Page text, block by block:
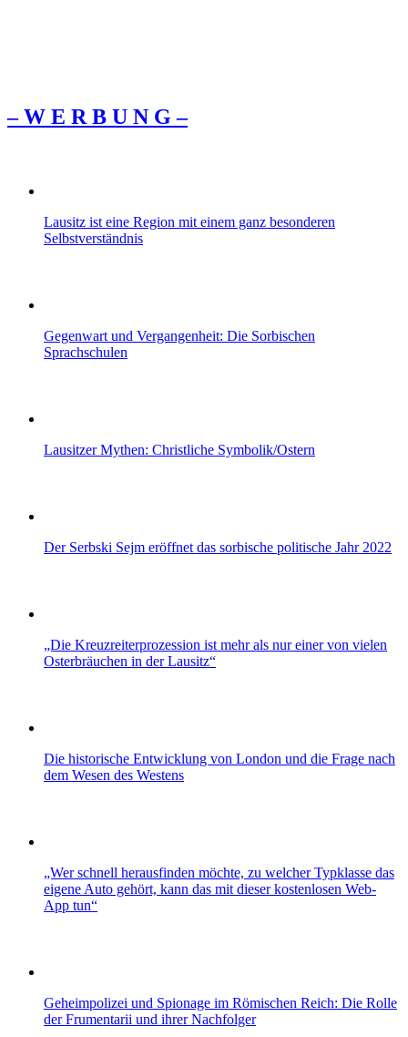
– W Ε R Β U Ν G –
Lausitz ist eine Region mit einem ganz besonderen
Selbstverständnis
Gegenwart und Vergangenheit: Die Sorbischen
Sprachschulen
Lausitzer Mythen: Christliche Symbolik/Ostern
Der Serbski Sejm eröffnet das sorbische politische Jahr 2022
„Die Kreuzreiterprozession ist mehr als nur einer von vielen
Osterbräuchen in der Lausitz“
Die historische Entwicklung von London und die Frage nach
dem Wesen des Westens
„Wer schnell herausfinden möchte, zu welcher Typklasse das
eigene Auto gehört, kann das mit dieser kostenlosen Web-
App tun“
Geheimpolizei und Spionage im Römischen Reich: Die Rolle
der Frumentarii und ihrer Nachfolger